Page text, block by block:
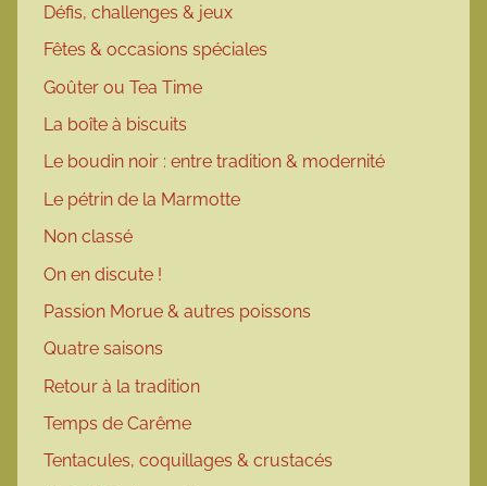
Défis, challenges & jeux
Fêtes & occasions spéciales
Goûter ou Tea Time
La boîte à biscuits
Le boudin noir : entre tradition & modernité
Le pétrin de la Marmotte
Non classé
On en discute !
Passion Morue & autres poissons
Quatre saisons
Retour à la tradition
Temps de Carême
Tentacules, coquillages & crustacés